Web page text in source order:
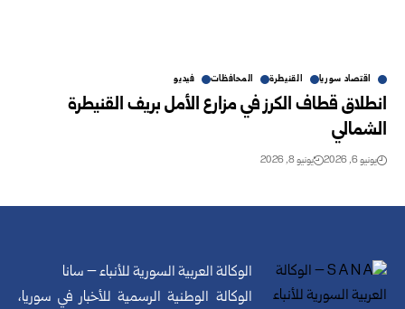
اقتصاد سوريا القنيطرة المحافظات فيديو
انطلاق قطاف الكرز في مزارع الأمل بريف القنيطرة
الشمالي
يونيو 6, 2026 يونيو 8, 2026
الوكالة العربية السورية للأنباء – سانا
الوكالة الوطنية الرسمية للأخبار في سوريا،